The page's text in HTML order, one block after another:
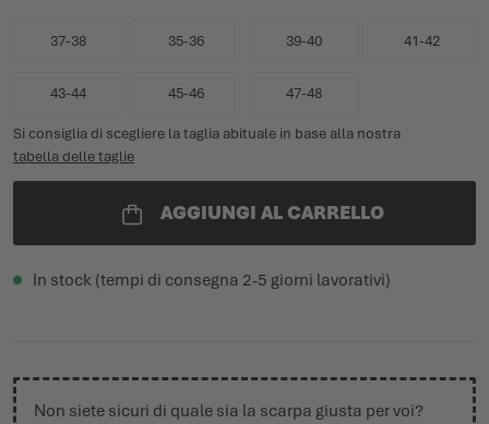
37-38 35-36 39-40 41-42
43-44 45-46 47-48
Si consiglia di scegliere la taglia abituale in base alla nostra
tabella delle taglie
AGGIUNGI AL CARRELLO
In stock (tempi di consegna 2-5 giorni lavorativi)
Non siete sicuri di quale sia la scarpa giusta per voi?